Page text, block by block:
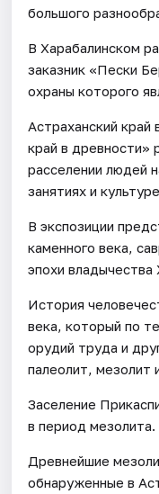
большого
В Харабалинском
заказник «Пески
охраны которого
Астраханский край
край в древности»
расселении людей
занятиях и
В экспозиции
каменного века,
эпохи владычества
История
века, который по
орудий труда и
палеолит, мезолит
Заселение
в период мезолита.
Древнейшие
обнаруженные в